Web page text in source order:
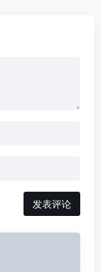
发表评论